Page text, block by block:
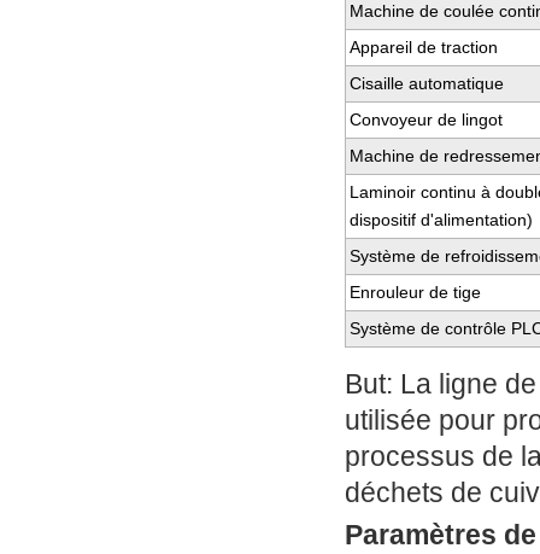
Machine de coulée
Appareil de traction
Cisaille automatique
Convoyeur de lingot
Machine de
Laminoir continu à
dispositif d'alimentation)
Système de
Enrouleur de tige
Système de contrôle
But: La ligne
utilisée pour
processus de
déchets de
Paramètres